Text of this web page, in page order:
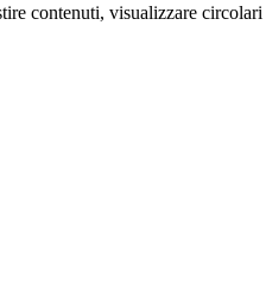
contenuti, visualizzare